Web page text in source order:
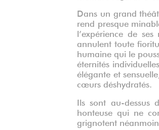
Dans un grand
rend presque
l’expérience de
annulent toute
humaine qui le
éternités
élégante et
cœurs déshydratés.
Ils sont au-dessus
honteuse qui ne
grignotent